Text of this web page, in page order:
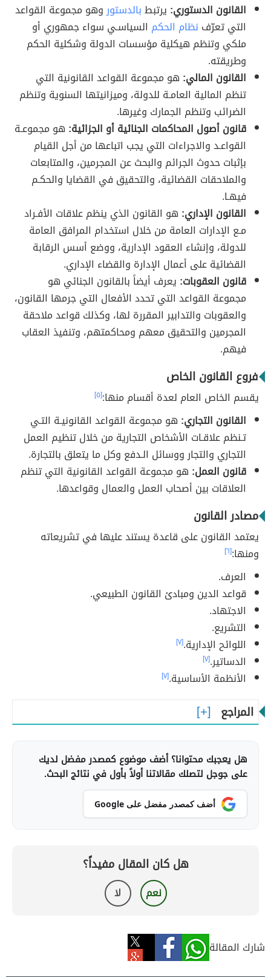
القانون الدستوري: يرتبطبالدستوروهو مجموعة القواعد
التي تعرّف نظام الحكم السياسـي سواء جمهوري أو
ملكي وتنظم هيكلية مؤسسات الدولة وشكلية الحكم
وطريقته.
القانون المالي: هو مجموعة القواعد القانونية التي
تنظم المالية العامـة للدولة، وميزانيتها السنوية وتنظم
الضرائب وتنظم الجمارك وغيرها.
قانون أصول المحاكمات الجنائية أو الجزائية: هو مجموعـة
القواعـد والاجراءات التي يجب اتباعها من أجل القيام
بإثبات حدوث الجرائم والبحث عن المجرمين، والمتابعات
والملاحقات القضائية، والتحقيق في القضايا والحكـم
فيهـا.
القانون الإداري: هو القانون الذي ينظم علاقات الأفـراد
مـع الإدارات العامة من خلال استخدام المرافق العامة
للدولة، وإنشاء العقود الإدارية، ووضع أسس الرقابة
القضائية على أعمال الإدارة والقضاء الإداري.
قانون العقوبات: يعرف أيضاً بالقانون الجنائي هو
مجموعة القواعد التي تحدد الأفعال التي جرمها القانون،
والعقوبات والتدابير المقررة لها، وكذلك قواعد ملاحقة
المجرمين والتحقيق معهم ومحاكمتهم، وتنفيذ العقاب
فيهم.
فروع القانون الخاص
يقسم الخاص العام لعدة أقسام منها:[٥]
القانون التجاري: هو مجموعة القواعد القانونيـة التـي
تـنظم علاقـات الأشخاص التجارية من خلال تنظيم العمل
التجاري والتجار ووسائل الـدفع وكل ما يتعلق بالتجارة.
قانون العمل: هو مجموعة القواعد القانونية التي تنظم
العلاقات بين أصحاب العمل والعمال وقواعدها.
مصادر القانون
يعتمد القانون على قاعدة يستند عليها في تشريعاته
ومنها:[٦]
العرف.
قواعد الدين ومبادئ القانون الطبيعي.
الاجتهاد.
التشريع.
اللوائح الإدارية.[٧]
الدساتير.[٧]
الأنظمة الأساسية.[٧]
المراجع
هل يعجبك محتوانا؟ أضف موضوع كمصدر مفضل لديك
على جوجل لتصلك مقالاتنا أولاً بأول في نتائج البحث.
أضف كمصدر مفضل على Google
هل كان المقال مفيداً؟
نعم لا
شارك المقالة